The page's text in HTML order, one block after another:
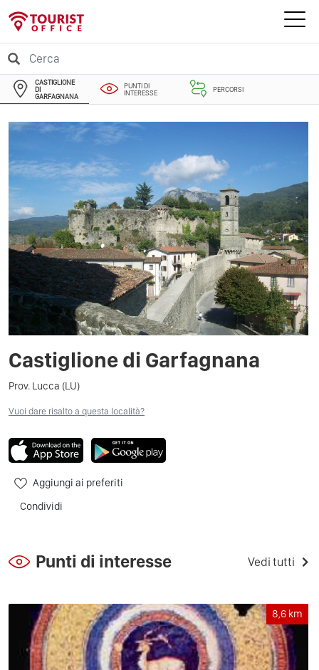
CASTIGLIONE
DI
GARFAGNANA
PUNTI DI
INTERESSE
PERCORSI
Castiglione di Garfagnana
Prov. Lucca (LU)
Vuoi dare risalto a questa località?
Aggiungi ai preferiti
Condividi
Punti di interesse Vedi tutti
8,6 km